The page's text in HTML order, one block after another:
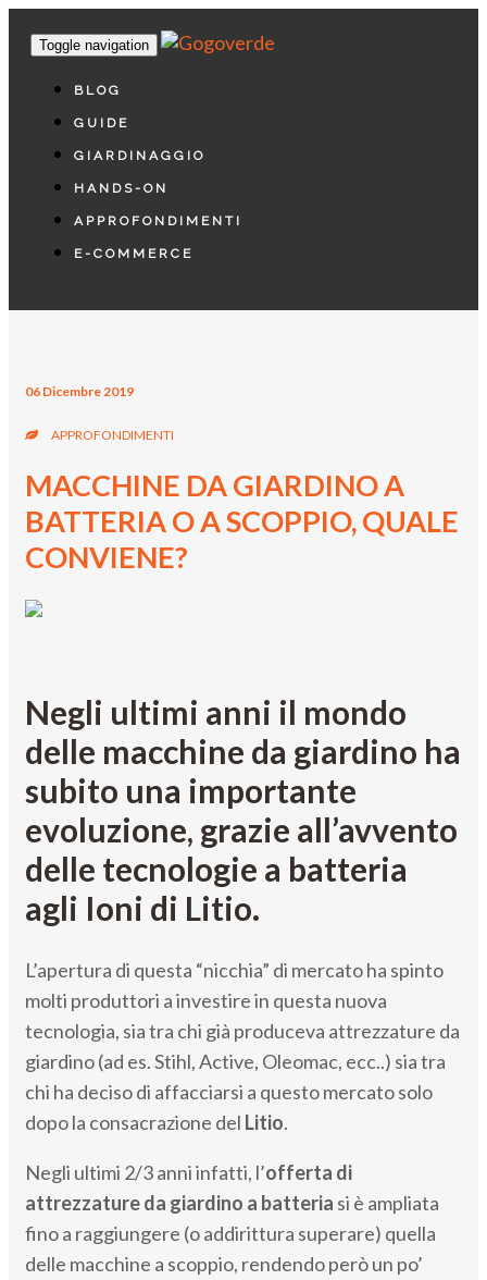
Toggle navigation
BLOG
GUIDE
GIARDINAGGIO
HANDS-ON
APPROFONDIMENTI
E-COMMERCE
06 Dicembre 2019
APPROFONDIMENTI
MACCHINE DA GIARDINO A
BATTERIA O A SCOPPIO, QUALE
CONVIENE?
Negli ultimi anni il mondo
delle macchine da giardino ha
subito una importante
evoluzione, grazie all’avvento
delle tecnologie a batteria
agli Ioni di Litio.
L’apertura di questa “nicchia” di mercato ha spinto
molti produttori a investire in questa nuova
tecnologia, sia tra chi già produceva attrezzature da
giardino (ad es. Stihl, Active, Oleomac, ecc..) sia tra
chi ha deciso di affacciarsi a questo mercato solo
dopo la consacrazione del Litio.
Negli ultimi 2/3 anni infatti, l’offerta di
attrezzature da giardino a batteria si è ampliata
fino a raggiungere (o addirittura superare) quella
delle macchine a scoppio, rendendo però un po’